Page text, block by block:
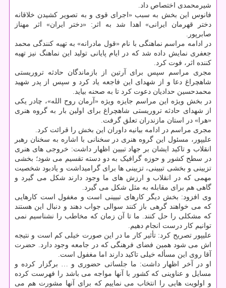
شیرمحمدی اختصاص داد.
فانوس این بخش به سبب «اجرای قوی و به تصویر کشیدن خلاقانه
دختر قهرمان ایرانی» اهدا شد به اثر: «دختر ایران» اثر مهناز
صابرپور.
در ادامه مراسم نماهنگی با نام «قول مادرانه» به تهیه کنندگی محمد
جعفری نمایش داده شد که در ایام پایانی تولید این نماهنگ نیز تهیه
کننده اثر، فوت کرد.
مجری مراسم سپس برای آرتین از بازماندگان حادثه تروریستی
شاهچراغ دعا و از شهدای این فاجعه یاد کرد و سپس از پدر شهید
محمدحسین حدادیان دعوت کرد تا به صحنه بیاید.
در بخش ویژه این مراسم جایزه ویژه «آرمان روح الله»، چادر یکی
از شهدای حادثه تروریستی شاهچراغ برای اولین بار به گروه هنری
«هرا» در استان مازندران تعلق گرفت.
مجری مراسم در ادامه بیانیه داوران این بخش را قرائت کرد.
علیپور، مسئول این گروه هنری در سخنانی با اشاره به سخنان رهبر
انقلاب و تاکید ایشان بر جهاد تبیین اظهار داشت: خروجی های هنری
در سطح کشور و حوزه گرافیک به دو دسته تقسیم می شود؛ بخشی
تزیینی و بخشی تبیینی، تزیینی ها برای گرامیداشت و یادبود شخصیت
مهمی که در انقلاب و ارزش های ما وجود دارند شکل می گیرد و
گاهی هم برای مقابله به مثل شکل می گیرد.
وی افزود: بخش دیگر کارهای تبیینی است و مغفول است کارهایی
که می خواهند گرهی باز کنند سوالی جواب دهند و دنبال این هستند
که مشکلی را حل کنند. ما تا آن زمان که مخاطب را نشناسیم نمی
توانیم کار درست انجام دهیم.
علیپور تصریح کرد: تأثیر کار ما در این صورت خیلی کم است و نتیجه
اش می شود همین فضای فرهنگی که در جامعه وجود دارد. حضرت
آقا روی این مسأله خیلی تاکید دارند اما مغفول است.
او در آخر اظهار داشت: ما جلساتی حضوری و … برگزار کرده و
مسایل و عناوینی که کشور با آنها مواجه می باشد را فهرست کرده
و اولویت هایی را انتخاب می نماییم که برای آنها مشورت هم می